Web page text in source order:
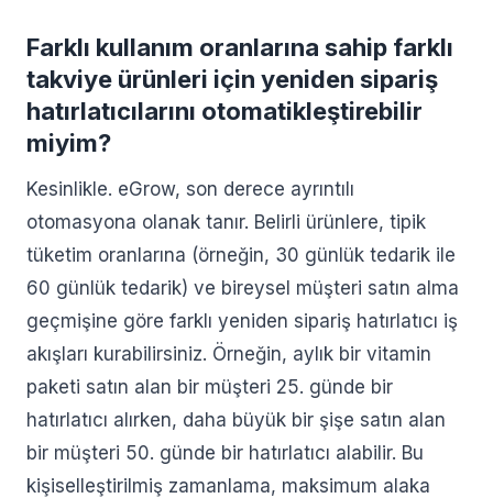
Farklı kullanım oranlarına sahip farklı
takviye ürünleri için yeniden sipariş
hatırlatıcılarını otomatikleştirebilir
miyim?
Kesinlikle. eGrow, son derece ayrıntılı
otomasyona olanak tanır. Belirli ürünlere, tipik
tüketim oranlarına (örneğin, 30 günlük tedarik ile
60 günlük tedarik) ve bireysel müşteri satın alma
geçmişine göre farklı yeniden sipariş hatırlatıcı iş
akışları kurabilirsiniz. Örneğin, aylık bir vitamin
paketi satın alan bir müşteri 25. günde bir
hatırlatıcı alırken, daha büyük bir şişe satın alan
bir müşteri 50. günde bir hatırlatıcı alabilir. Bu
kişiselleştirilmiş zamanlama, maksimum alaka